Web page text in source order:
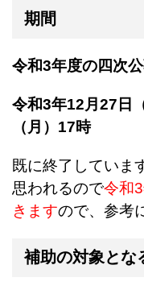
期間
令和3年度の四次公
令和3年12月27日
（月）17時
既に終了していま
思われるので令和
きますので、参考
補助の対象とな